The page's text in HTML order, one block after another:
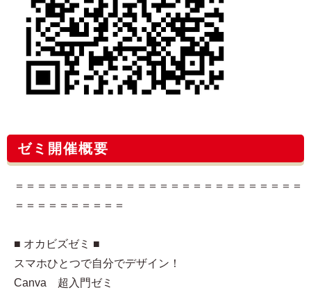
ゼミ開催概要
＝＝＝＝＝＝＝＝＝＝＝＝＝＝＝＝＝＝＝＝＝＝＝＝＝＝
＝＝＝＝＝＝＝＝＝＝
■ オカビズゼミ ■
スマホひとつで自分でデザイン！
Canva 超入門ゼミ